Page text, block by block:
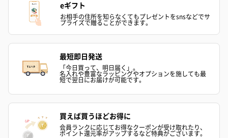
フラッグカプセル：イ
ンセンススティック
（END）（880円）
フラッグカプセル：イ
ンセンススティック
（St.OSMANTHUS）
（880円）
ショートイン
（GRAPE
（880円）
お酒
※20歳未満の方への酒類の販売はいたしません。
eギフト
お相手の住所を知らなくてもプレゼントをsnsなどでサ
プライズで贈ることができます。
最短即日発送
「今日買って、明日届く」。
名入れや豊富なラッピングやオプションを施しても最
短で翌日にお届けが可能です。
買えば買うほどお得に
会員ランクに応じてお得なクーポンが受け取れたり、
ポイント還元率がアップするなど特典がございます。